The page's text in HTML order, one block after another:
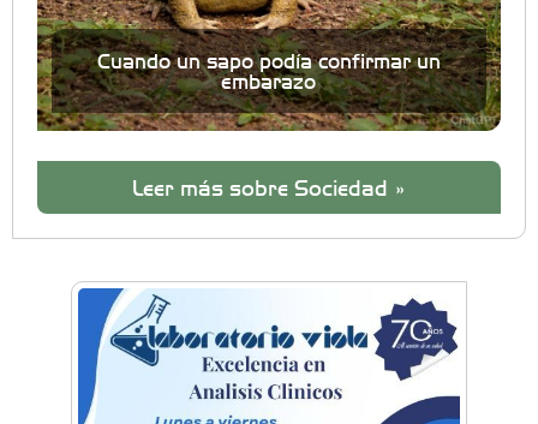
Cuando un sapo podía confirmar un
embarazo
Leer más sobre Sociedad »